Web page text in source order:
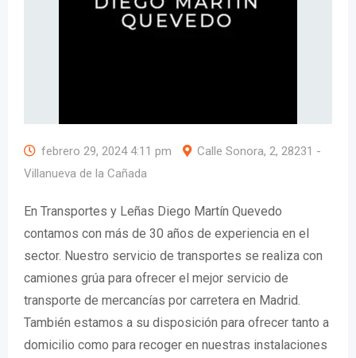
febrero 29, 2024 4:11 pm
Calle Sonora, 2, 28231 -
Villanueva de la Cañada
En Transportes y Leñas Diego Martín Quevedo
contamos con más de 30 años de experiencia en el
sector. Nuestro servicio de transportes se realiza con
camiones grúa para ofrecer el mejor servicio de
transporte de mercancías por carretera en Madrid.
También estamos a su disposición para ofrecer tanto a
domicilio como para recoger en nuestras instalaciones